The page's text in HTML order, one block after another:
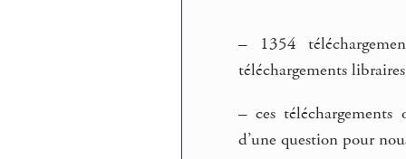
– 1354
téléchargements libraires
– ces
d’une question pour